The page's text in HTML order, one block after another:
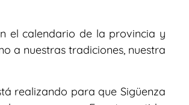
el calendario de la provincia y
a nuestras tradiciones, nuestra
realizando para que Sigüenza